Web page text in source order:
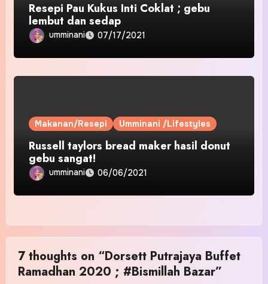
Resepi Pau Kukus Inti Coklat ; gebu
lembut dan sedap
umminani 07/17/2021
Makanan/Resepi Umminani /Lifestyles
Russell taylors bread maker hasil donut
gebu sangat!
umminani 06/06/2021
7 thoughts on “Dorsett Putrajaya Buffet
Ramadhan 2020 ; #Bismillah Bazar”